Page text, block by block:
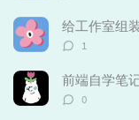
数：
评
数：
1
前端自学笔
评
0